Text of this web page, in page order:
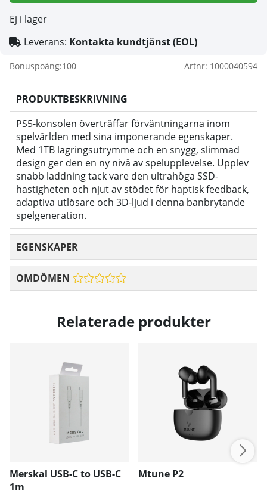
Ej i lager
Leverans: Kontakta kundtjänst (EOL)
Bonuspoäng:100 Artnr: 1000040594
PRODUKTBESKRIVNING
PS5-konsolen överträffar förväntningarna inom
spelvärlden med sina imponerande egenskaper.
Med 1TB lagringsutrymme och en snygg, slimmad
design ger den en ny nivå av spelupplevelse. Upplev
snabb laddning tack vare den ultrahöga SSD-
hastigheten och njut av stödet för haptisk feedback,
adaptiva utlösare och 3D-ljud i denna banbrytande
spelgeneration.
EGENSKAPER
OMDÖMEN
Relaterade produkter
Merskal USB-C to USB-C
1m
Mtune P2